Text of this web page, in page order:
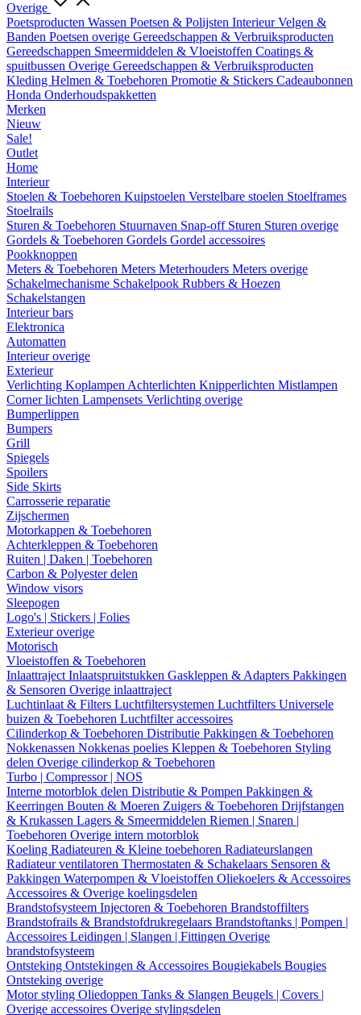
Overige
Poetsproducten Wassen Poetsen & Polijsten InterieurVelgen &
Banden Poetsen overige Gereedschappen & Verbruiksproducten
Gereedschappen Smeermiddelen & Vloeistoffen Coatings &
spuitbussen Overige Gereedschappen & Verbruiksproducten
Kleding Helmen & Toebehoren Promotie & Stickers Cadeaubonnen
Honda Onderhoudspakketten
Merken
Nieuw
Sale!
Outlet
Home
Interieur
Stoelen & Toebehoren Kuipstoelen Verstelbare stoelen Stoelframes
Stoelrails
Sturen & Toebehoren Stuurnaven Snap-off Sturen Sturen overige
Gordels & Toebehoren Gordels Gordel accessoires
Pookknoppen
Meters & Toebehoren Meters Meterhouders Meters overige
Schakelmechanisme Schakelpook Rubbers & Hoezen
Schakelstangen
Interieur bars
Elektronica
Automatten
Interieur overige
Exterieur
Verlichting Koplampen Achterlichten Knipperlichten Mistlampen
Corner lichten Lampensets Verlichting overige
Bumperlippen
Bumpers
Grill
Spiegels
Spoilers
Side Skirts
Carrosserie reparatie
Zijschermen
Motorkappen & Toebehoren
Achterkleppen & Toebehoren
Ruiten | Daken | Toebehoren
Carbon & Polyester delen
Window visors
Sleepogen
Logo's | Stickers | Folies
Exterieur overige
Motorisch
Vloeistoffen & Toebehoren
Inlaattraject Inlaatspruitstukken Gaskleppen & Adapters Pakkingen
& Sensoren Overige inlaattraject
Luchtinlaat & Filters Luchtfiltersystemen Luchtfilters Universele
buizen & Toebehoren Luchtfilter accessoires
Cilinderkop & Toebehoren Distributie Pakkingen & Toebehoren
Nokkenassen Nokkenas poelies Kleppen & Toebehoren Styling
delen Overige cilinderkop & Toebehoren
Turbo | Compressor | NOS
Interne motorblok delen Distributie & Pompen Pakkingen &
Keerringen Bouten & Moeren Zuigers & Toebehoren Drijfstangen
& Krukassen Lagers & Smeermiddelen Riemen | Snaren |
Toebehoren Overige intern motorblok
Koeling Radiateuren & Kleine toebehoren Radiateurslangen
Radiateur ventilatoren Thermostaten & Schakelaars Sensoren &
Pakkingen Waterpompen & Vloeistoffen Oliekoelers & Accessoires
Accessoires & Overige koelingsdelen
Brandstofsysteem Injectoren & Toebehoren Brandstoffilters
Brandstofrails & Brandstofdrukregelaars Brandstoftanks | Pompen |
Accessoires Leidingen | Slangen | Fittingen Overige
brandstofsysteem
Ontsteking Ontstekingen & Accessoires Bougiekabels Bougies
Ontsteking overige
Motor styling Oliedoppen Tanks & Slangen Beugels | Covers |
Overige accessoires Overige stylingsdelen